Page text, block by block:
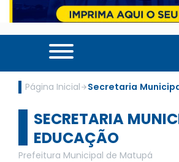
Página Inicial Secretaria
SECRETARIA
EDUCAÇÃO
Prefeitura Municipal de Matupá